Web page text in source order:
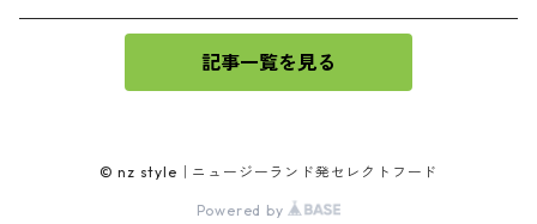
記事一覧を見る
© nz style｜ニュージーランド発セレクトフード
Powered by